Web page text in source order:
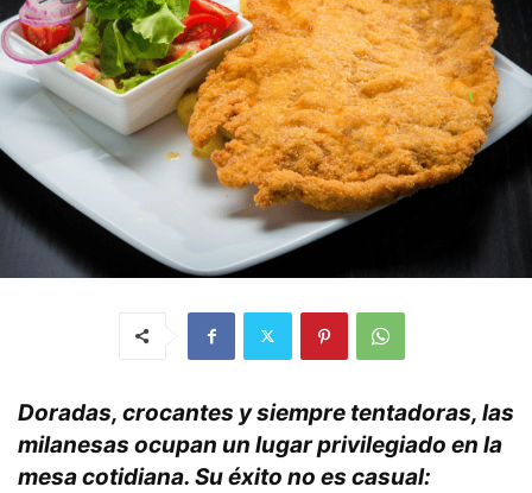
Doradas, crocantes y siempre tentadoras, las
milanesas ocupan un lugar privilegiado en la
mesa cotidiana. Su éxito no es casual: